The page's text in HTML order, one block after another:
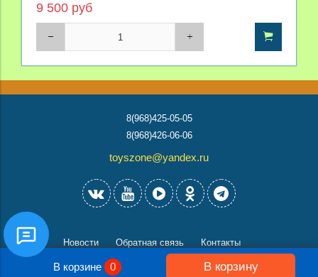
9 500 руб
8(968)425-05-05
8(968)426-06-06
toyszone@yandex.ru
Новости Обратная связь Контакты
В корзине 0 В корзину